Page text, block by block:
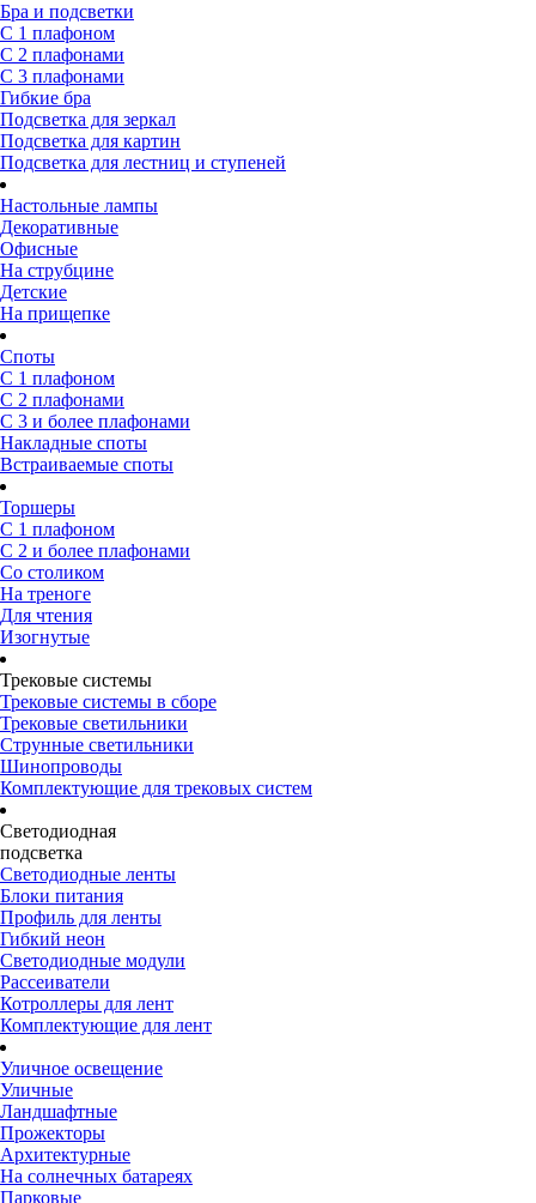
Бра и подсветки
С 1 плафоном
С 2 плафонами
С 3 плафонами
Гибкие бра
Подсветка для зеркал
Подсветка для картин
Подсветка для лестниц и ступеней
Настольные лампы
Декоративные
Офисные
На струбцине
Детские
На прищепке
Споты
С 1 плафоном
С 2 плафонами
С 3 и более плафонами
Накладные споты
Встраиваемые споты
Торшеры
С 1 плафоном
С 2 и более плафонами
Со столиком
На треноге
Для чтения
Изогнутые
Трековые системы
Трековые системы в сборе
Трековые светильники
Струнные светильники
Шинопроводы
Комплектующие для трековых систем
Светодиодная
подсветка
Светодиодные ленты
Блоки питания
Профиль для ленты
Гибкий неон
Светодиодные модули
Рассеиватели
Котроллеры для лент
Комплектующие для лент
Уличное освещение
Уличные
Ландшафтные
Прожекторы
Архитектурные
На солнечных батареях
Парковые